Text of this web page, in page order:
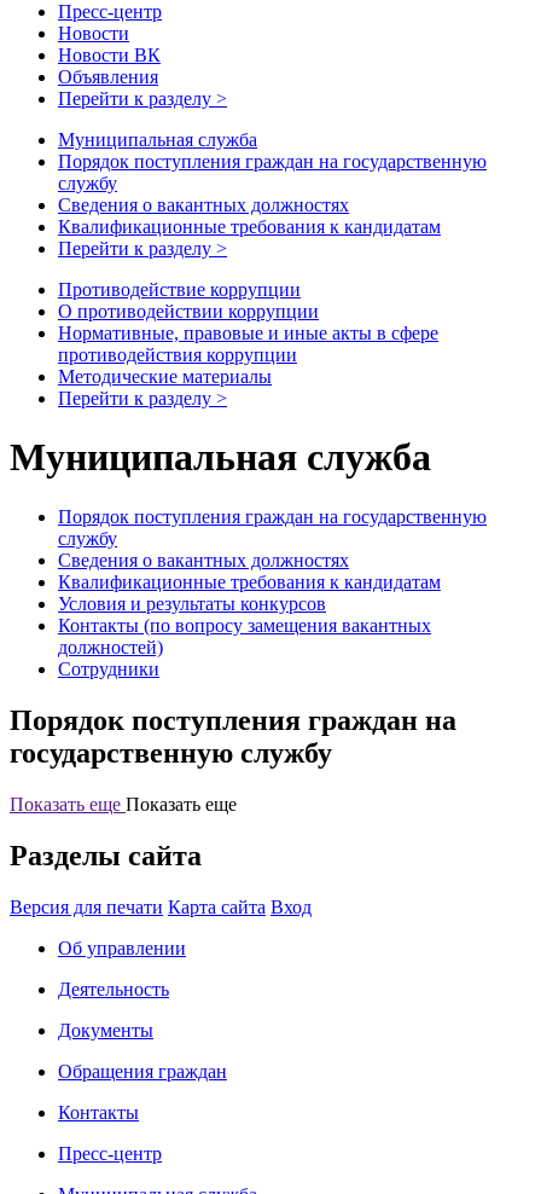
Пресс-центр
Новости
Новости ВК
Объявления
Перейти к разделу >
Муниципальная служба
Порядок поступления граждан на государственную
службу
Сведения о вакантных должностях
Квалификационные требования к кандидатам
Перейти к разделу >
Противодействие коррупции
О противодействии коррупции
Нормативные, правовые и иные акты в сфере
противодействия коррупции
Методические материалы
Перейти к разделу >
Муниципальная служба
Порядок поступления граждан на государственную
службу
Сведения о вакантных должностях
Квалификационные требования к кандидатам
Условия и результаты конкурсов
Контакты (по вопросу замещения вакантных
должностей)
Сотрудники
Порядок поступления граждан на
государственную службу
Показать еще Показать еще
Разделы сайта
Версия для печати Карта сайта Вход
Об управлении
Деятельность
Документы
Обращения граждан
Контакты
Пресс-центр